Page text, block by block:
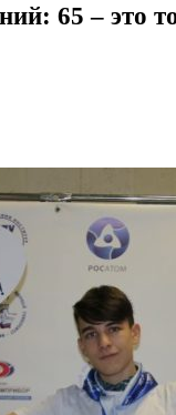
65 – это